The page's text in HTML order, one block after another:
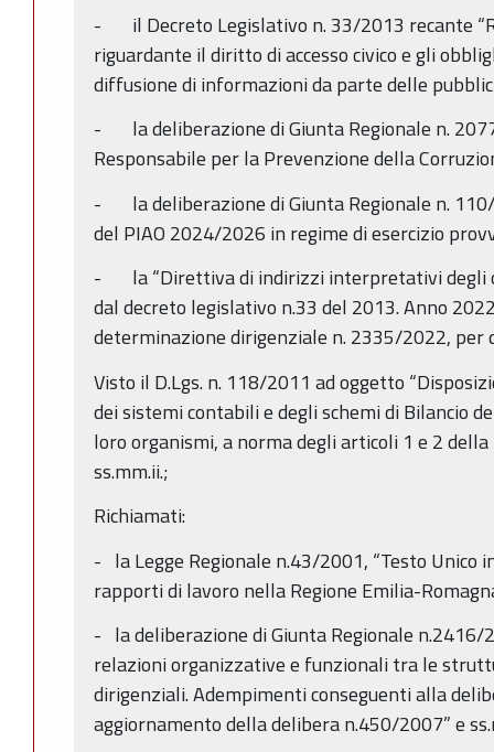
- il Decreto Legislativo n. 33/2013 recante
riguardante il diritto di accesso civico e gli
diffusione di informazioni da parte delle
- la deliberazione di Giunta Regionale n.
Responsabile per la Prevenzione della
- la deliberazione di Giunta Regionale n. 110/
del PIAO 2024/2026 in regime di esercizio
- la “Direttiva di indirizzi interpretativi degli
dal decreto legislativo n.33 del 2013. Anno
determinazione dirigenziale n. 2335/2022, per
Visto il D.Lgs. n. 118/2011 ad oggetto
dei sistemi contabili e degli schemi di Bilancio
loro organismi, a norma degli articoli 1 e 2
ss.mm.ii.;
Richiamati:
- la Legge Regionale n.43/2001, “Testo Unico
rapporti di lavoro nella Regione Emilia-
- la deliberazione di Giunta Regionale n.2416/
relazioni organizzative e funzionali tra le
dirigenziali. Adempimenti conseguenti alla
aggiornamento della delibera n.450/2007” e